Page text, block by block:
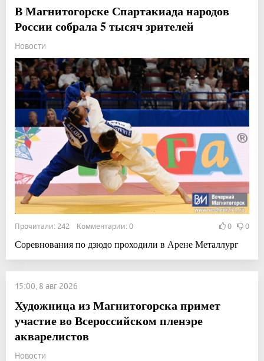
В Магнитогорске Спартакиада народов
России собрала 5 тысяч зрителей
Новости
Прочитали: 242 Комментарии: 0 0 0
Соревнования по дзюдо проходили в Арене Металлург
15:00, 8 авг 2026
Художница из Магнитогорска примет
участие во Всероссийском пленэре
акварелистов
Новости